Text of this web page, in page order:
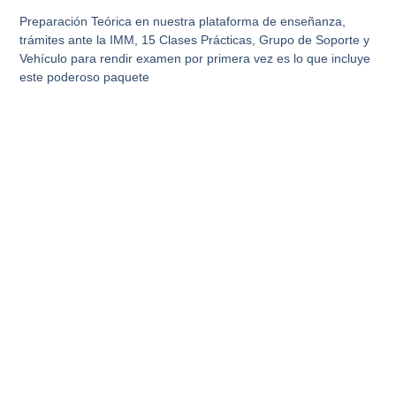
Preparación Teórica en nuestra plataforma de enseñanza,
trámites ante la IMM, 15 Clases Prácticas, Grupo de Soporte y
Vehículo para rendir examen por primera vez es lo que incluye
este poderoso paquete